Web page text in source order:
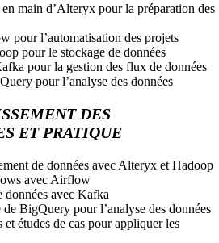
main d’Alteryx pour la préparation des
pour l’automatisation des projets
pour le stockage de données
pour la gestion des flux de données
pour l’analyse des données
DES
ET PRATIQUE
de données avec Alteryx et Hadoop
avec Airflow
données avec Kafka
BigQuery pour l’analyse des données
et études de cas pour appliquer les